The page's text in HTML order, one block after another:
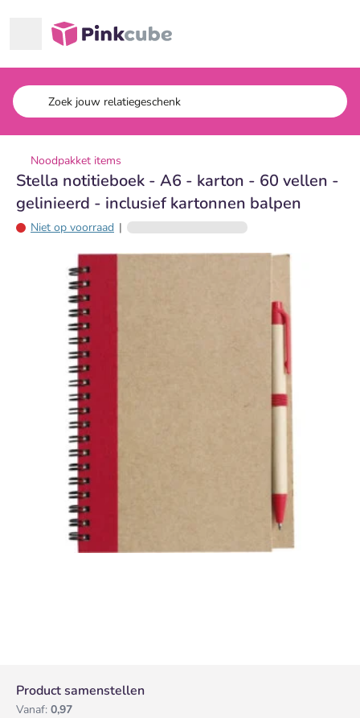
Pinkcube
Noodpakket items
Stella notitieboek - A6 - karton - 60 vellen -
gelinieerd - inclusief kartonnen balpen
Niet op voorraad |
Product samenstellen
Vanaf: 0,97